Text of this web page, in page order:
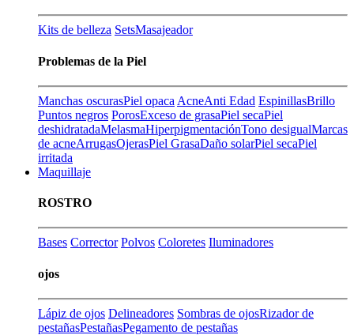
Kits de belleza SetsMasajeador
Problemas de la Piel
Manchas oscurasPiel opaca AcneAnti Edad EspinillasBrillo
Puntos negros PorosExceso de grasaPiel secaPiel
deshidratadaMelasmaHiperpigmentaciónTono desigualMarcas
de acneArrugasOjerasPiel GrasaDaño solarPiel secaPiel
irritada
Maquillaje
ROSTRO
Bases Corrector Polvos Coloretes Iluminadores
ojos
Lápiz de ojos Delineadores Sombras de ojosRizador de
pestañasPestañasPegamento de pestañas